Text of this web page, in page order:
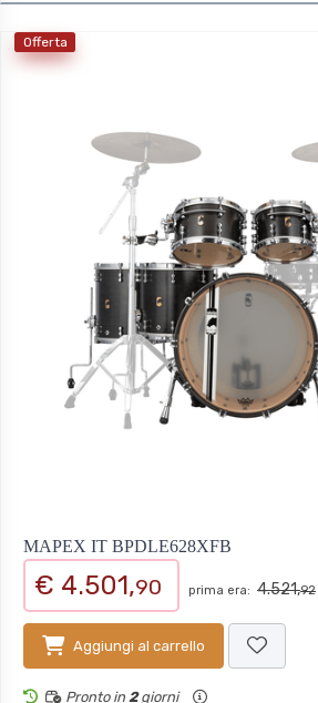
Offerta
MAPEX IT BPDLE628XFB
€ 4.501,90 prima era: 4.521,92
Aggiungi al carrello
Pronto in 2giorni